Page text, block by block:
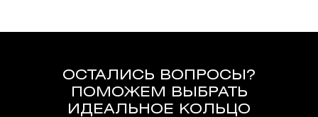
ОСТАЛИСЬ ВОПРОСЫ?
ПОМОЖЕМ ВЫБРАТЬ
ИДЕАЛЬНОЕ КОЛЬЦО